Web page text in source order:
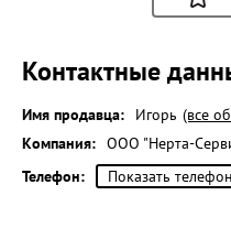
Контактные
Имя продавца: Игорь (все
Компания: ООО "Нерта-
Телефон:
Показать телефон